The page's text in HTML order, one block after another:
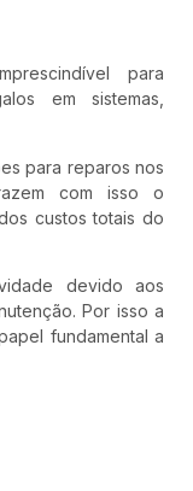
para
em sistemas,
para reparos nos
com isso o
custos totais do
devido aos
Por isso a
fundamental a